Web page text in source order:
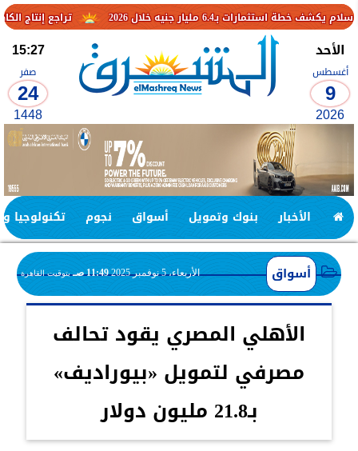
تراجع إنتاج الكاكاو في جنيه خلال 2026
الأحد
أغسطس
9
2026
15:27
صفر
24
1448
الأخبار بنوك وتمويل أسواق نجوم تكنولوجيا
أسواق الأربعاء، 5 نوفمبر 2025 11:49 صـ بتوقيت القاهرة
الأهلي المصري يقود تحالف
مصرفي لتمويل «بيوراديف»
بـ21.8 مليون دولار